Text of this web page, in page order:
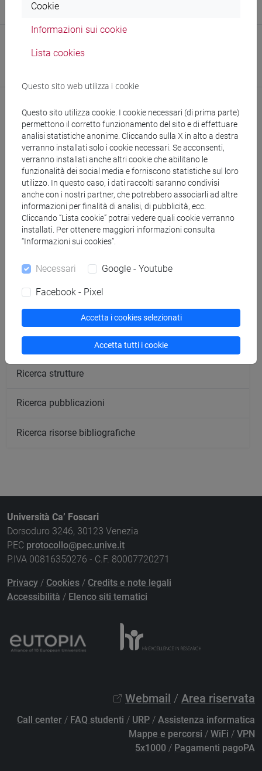
www.unive.it/persone/silviac
segui il feed
Cerca nel sito
Ricerca aule
Ricerca strutture
Ricerca pubblicazioni
Ricerca risorse bibliografiche
Università Ca’ Foscari
Dorsoduro 3246, 30123 Venezia
PEC protocollo@pec.unive.it
P.IVA 00816350276 - C.F. 80007720271
Privacy / Cookies / Credits e note legali
Accessibilità / Elenco siti tematici
Webmail / Area riservata
Call center / FAQ studenti / URP / Assistenza informatica
Mappe e percorsi / WiFi / VPN
5x1000 / Pagamenti pagoPA
Cookie
Informazioni sui cookie
Lista cookies
Questo sito web utilizza i cookie
Questo sito utilizza cookie. I cookie necessari (di prima parte)
permettono il corretto funzionamento del sito e di effettuare
analisi statistiche anonime. Cliccando sulla X in alto a destra
verranno installati solo i cookie necessari. Se acconsenti,
verranno installati anche altri cookie che abilitano le
funzionalità dei social media e forniscono statistiche sul loro
utilizzo. In questo caso, i dati raccolti saranno condivisi
anche con i nostri partner, che potrebbero associarli ad altre
informazioni per finalità di analisi, di pubblicità, ecc.
Cliccando “Lista cookie” potrai vedere quali cookie verranno
installati. Per ottenere maggiori informazioni consulta
“Informazioni sui cookies”.
Necessari Google - Youtube
Facebook - Pixel
Accetta i cookies selezionati
Accetta tutti i cookie